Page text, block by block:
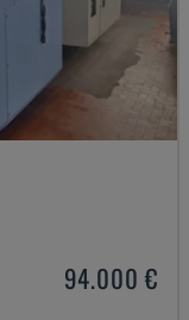
94.000 €